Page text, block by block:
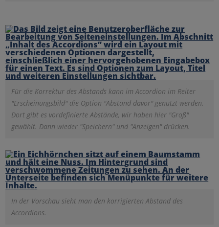
Für die Korrektur des Abstands kann im Accordion im Reiter
"Erscheinungsbild" die Option "Abstand davor" genutzt werden.
Dort gibt es vordefinierte Abstände, wir haben hier "Groß"
gewählt. Dann wieder "Speichern" und "Anzeigen" drücken.
In der Vorschau sieht man den korrigierten Abstand des
Accordions.